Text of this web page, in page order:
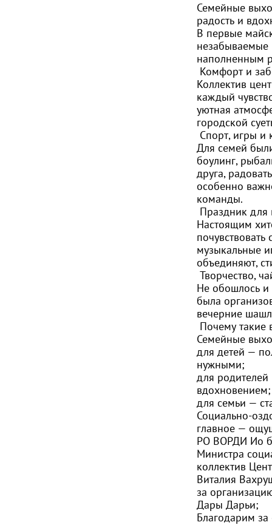
Семейные
радость и
В первые
незабываемые
наполненным
Комфорт и
Коллектив
каждый
уютная
городской
Спорт, игры и
Для семей
боулинг,
друга,
особенно
команды.
Праздник для
Настоящим
музыкальные
объединяют,
Творчество,
Не обошлось и
была
вечерние
Почему такие
Семейные
для детей —
нужными;
для родителей
вдохновением;
для семьи —
Социально-
главное —
РО ВОРДИ Ио
Министра
коллектив
Виталия
за
Дары Дарьи;
Благодарим